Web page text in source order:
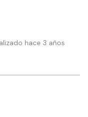
hace 3 años